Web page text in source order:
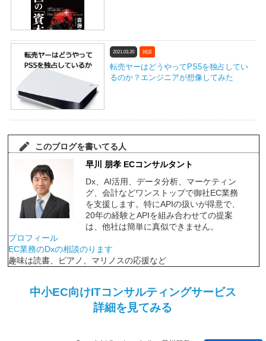
2021.03.20 雑談
転売ヤーはどうやってPS5を独占してい
るのか？エンジニアが想像してみた
このブログを書いてる人
早川 朋孝 ECコンサルタント
Dx、AI活用、データ分析、マーケティン
グ、会計などワンストップで御社EC業務
を支援します。特にAPIの扱いが得意で、
20年の経験とAPIを組み合わせての提案
は、他社は簡単に真似できません。
プロフィール
EC業務のDxの相談のります
趣味は読書、ピアノ、マリノスの応援など
中小EC向けITコンサルティングサービス
詳細を見てみる